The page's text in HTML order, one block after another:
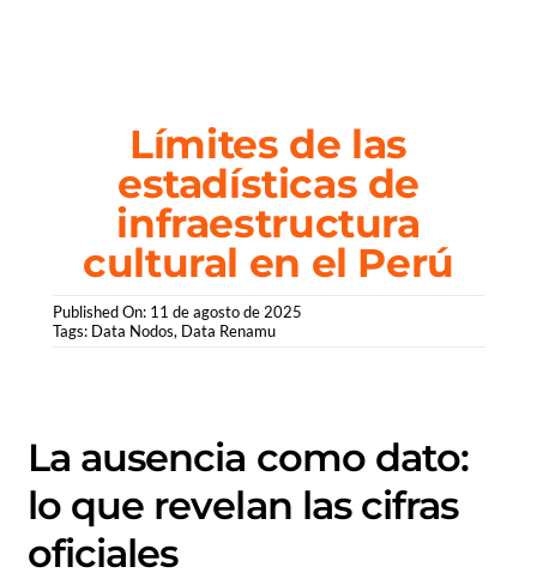
Límites de las
estadísticas de
infraestructura
cultural en el Perú
Published On: 11 de agosto de 2025
Tags: Data Nodos, Data Renamu
La ausencia como dato:
lo que revelan las cifras
oficiales